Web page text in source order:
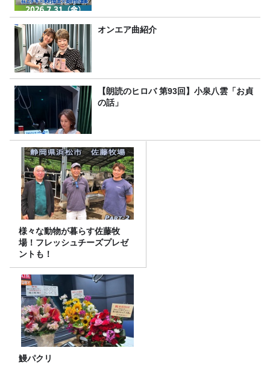
オンエア曲紹介
【朗読のヒロバ 第93回】小泉八雲「お貞
の話」
様々な動物が暮らす佐藤牧
場！フレッシュチーズプレゼ
ントも！
鰻パクリ